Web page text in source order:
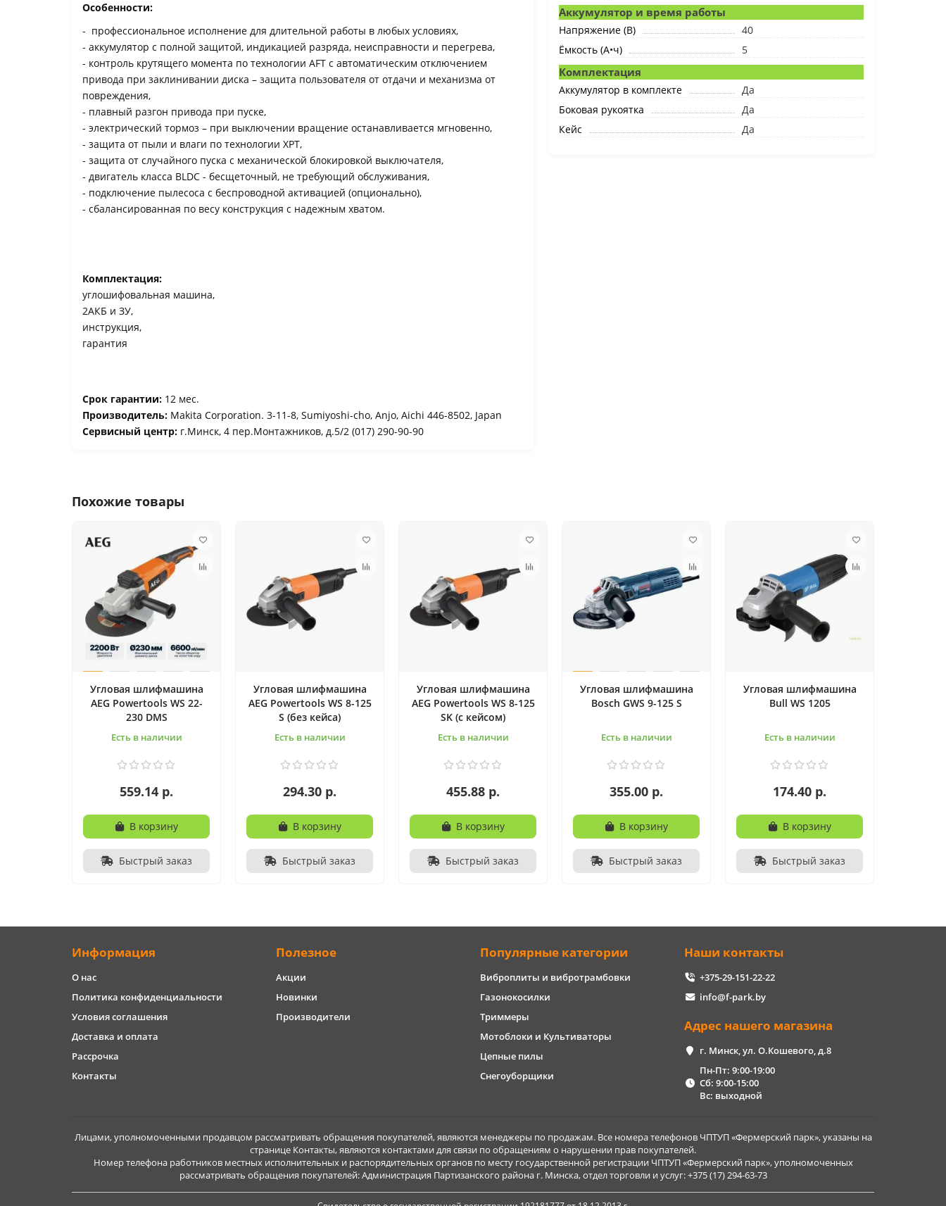
Особенности:
- профессиональное исполнение для длительной работы в любых условиях,
- аккумулятор с полной защитой, индикацией разряда, неисправности и перегрева,
- контроль крутящего момента по технологии AFT с автоматическим отключением
привода при заклинивании диска – защита пользователя от отдачи и механизма от
повреждения,
- плавный разгон привода при пуске,
- электрический тормоз – при выключении вращение останавливается мгновенно,
- защита от пыли и влаги по технологии ХРТ,
- защита от случайного пуска с механической блокировкой выключателя,
- двигатель класса BLDC - бесщеточный, не требующий обслуживания,
- подключение пылесоса с беспроводной активацией (опционально),
- сбалансированная по весу конструкция с надежным хватом.
Комплектация:
углошифовальная машина,
2АКБ и ЗУ,
инструкция,
гарантия
Срок гарантии: 12 мес.
Производитель: Makita Corporation. 3-11-8, Sumiyoshi-cho, Anjo, Aichi 446-8502, Japan
Сервисный центр: г.Минск, 4 пер.Монтажников, д.5/2 (017) 290-90-90
Аккумулятор и время работы
Напряжение (В)
40
Ёмкость (А•ч)
5
Комплектация
Аккумулятор в комплекте
Да
Боковая рукоятка
Да
Кейс
Да
Похожие товары
Угловая шлифмашина
AEG Powertools WS 22-
230 DMS
Есть в наличии
559.14 р.
В корзину
Быстрый заказ
Угловая шлифмашина
AEG Powertools WS 8-125
S (без кейса)
Есть в наличии
294.30 р.
В корзину
Быстрый заказ
Угловая шлифмашина
AEG Powertools WS 8-125
SK (с кейсом)
Есть в наличии
455.88 р.
В корзину
Быстрый заказ
Угловая шлифмашина
Bosch GWS 9-125 S
Есть в наличии
355.00 р.
В корзину
Быстрый заказ
Угловая шлифмашина
Bull WS 1205
Есть в наличии
174.40 р.
В корзину
Быстрый заказ
Информация
О нас
Политика конфиденциальности
Условия соглашения
Доставка и оплата
Рассрочка
Контакты
Полезное
Акции
Новинки
Производители
Популярные категории
Виброплиты и вибротрамбовки
Газонокосилки
Триммеры
Мотоблоки и Культиваторы
Цепные пилы
Снегоуборщики
Наши контакты
+375-29-151-22-22
info@f-park.by
Адрес нашего магазина
г. Минск, ул. О.Кошевого, д.8
Пн-Пт: 9:00-19:00
Сб: 9:00-15:00
Вс: выходной
Лицами, уполномоченными продавцом рассматривать обращения покупателей, являются менеджеры по продажам. Все номера телефонов ЧПТУП «Фермерский парк», указаны на
странице Контакты, являются контактами для связи по обращениям о нарушении прав покупателей.
Номер телефона работников местных исполнительных и распорядительных органов по месту государственной регистрации ЧПТУП «Фермерский парк», уполномоченных
рассматривать обращения покупателей: Администрация Партизанского района г. Минска, отдел торговли и услуг: +375 (17) 294-63-73